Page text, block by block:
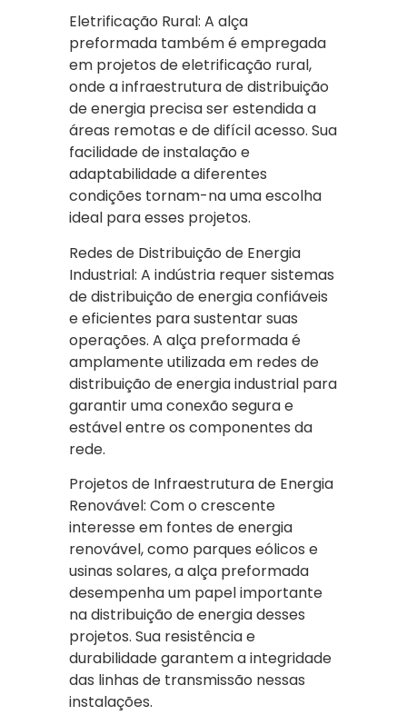
Eletrificação Rural: A alça
preformada também é empregada
em projetos de eletrificação rural,
onde a infraestrutura de distribuição
de energia precisa ser estendida a
áreas remotas e de difícil acesso. Sua
facilidade de instalação e
adaptabilidade a diferentes
condições tornam-na uma escolha
ideal para esses projetos.
Redes de Distribuição de Energia
Industrial: A indústria requer sistemas
de distribuição de energia confiáveis
e eficientes para sustentar suas
operações. A alça preformada é
amplamente utilizada em redes de
distribuição de energia industrial para
garantir uma conexão segura e
estável entre os componentes da
rede.
Projetos de Infraestrutura de Energia
Renovável: Com o crescente
interesse em fontes de energia
renovável, como parques eólicos e
usinas solares, a alça preformada
desempenha um papel importante
na distribuição de energia desses
projetos. Sua resistência e
durabilidade garantem a integridade
das linhas de transmissão nessas
instalações.